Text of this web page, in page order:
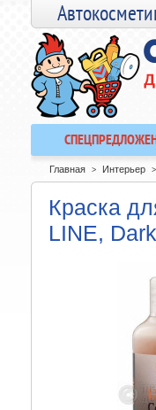
Главная > Интерьер >
Краска
LINE,